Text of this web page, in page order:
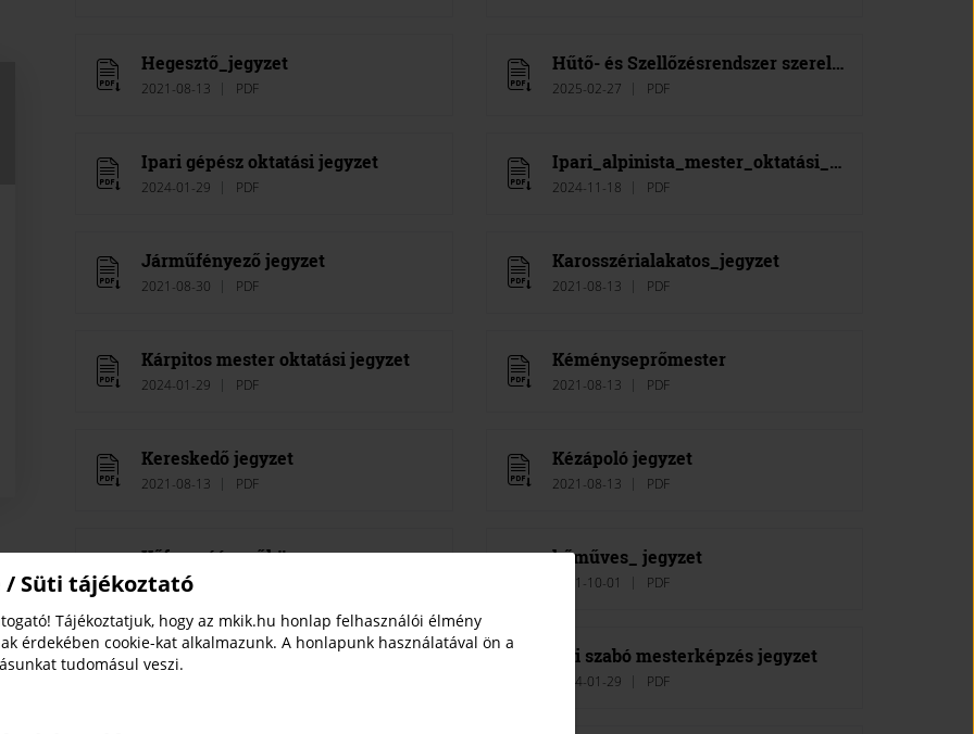
Hegesztő_jegyzet
2021-08-13 PDF
Hűtő- és Szellőzésrendszer szerelő mester oktatási jegyzet
2025-02-27 PDF
Ipari gépész oktatási jegyzet
2024-01-29 PDF
Ipari_alpinista_mester_oktatási_jegyzet
2024-11-18 PDF
Járműfényező jegyzet
2021-08-30 PDF
Karosszérialakatos_jegyzet
2021-08-13 PDF
Kárpitos mester oktatási jegyzet
2024-01-29 PDF
Kéményseprőmester
2021-08-13 PDF
Kereskedő jegyzet
2021-08-13 PDF
Kézápoló jegyzet
2021-08-13 PDF
Kőfaragóés műköves
2021-08-13
kőműves_ jegyzet
2021-10-01 PDF
Kozmetikus jegyzet Női szabó mesterképzés jegyzet
2024-01-29 PDF
/ Süti tájékoztató
Tájékoztatjuk, hogy az mkik.hu honlap felhasználói élmény
érdekében cookie-kat alkalmazunk. A honlapunk használatával ön a
tudomásul veszi.